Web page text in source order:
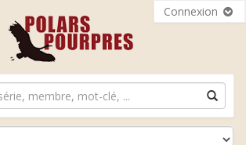
Connexion